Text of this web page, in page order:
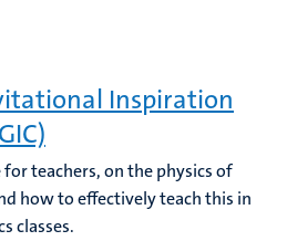
Inspiration
teachers, on the physics of
how to effectively teach this in
classes.